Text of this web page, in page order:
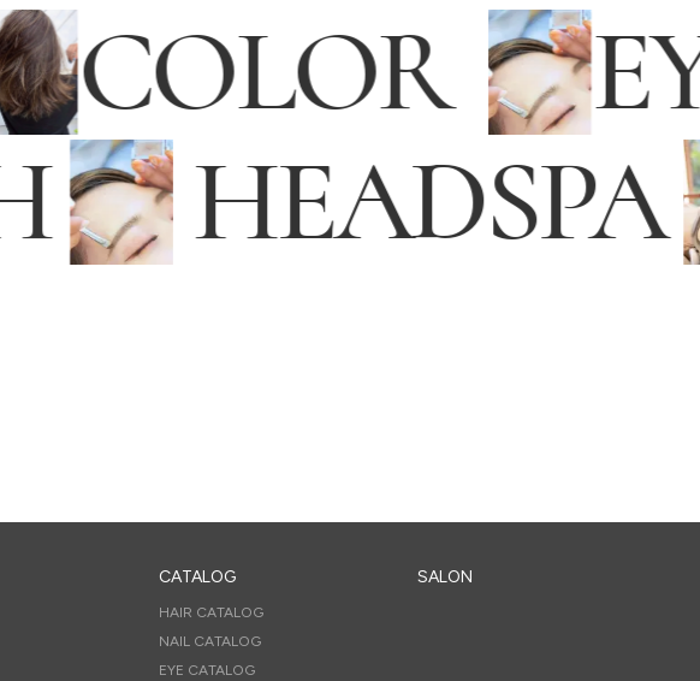
COLOR
HEADSPA
CATALOG
HAIR CATALOG
NAIL CATALOG
EYE CATALOG
SALON